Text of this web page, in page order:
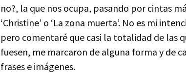
no?, la que nos ocupa, pasando por cintas
‘Christine’ o ‘La zona muerta’. No es mi
pero comentaré que casi la totalidad de las
fuesen, me marcaron de alguna forma y de
frases e imágenes.